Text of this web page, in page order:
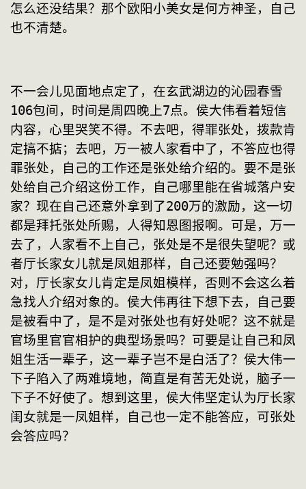
怎么还没结果？那个欧阳小美女是何方神圣，自己
也不清楚。
不一会儿见面地点定了，在玄武湖边的沁园春雪
106包间，时间是周四晚上7点。侯大伟看着短信
内容，心里哭笑不得。不去吧，得罪张处，拨款肯
定搞不掂；去吧，万一被人家看中了，不答应也得
罪张处，自己的工作还是张处给介绍的。要不是张
处给自己介绍这份工作，自己哪里能在省城落户安
家？现在自己还意外拿到了200万的激励，这一切
都是拜托张处所赐，人得知恩图报啊。可是，万一
去了，人家看不上自己，张处是不是很失望呢？或
者厅长家女儿就是凤姐那样，自己还要勉强吗？
对，厅长家女儿肯定是凤姐模样，否则不会这么着
急找人介绍对象的。侯大伟再往下想下去，自己要
是被看中了，是不是对张处也有好处呢？这不就是
官场里官官相护的典型场景吗？可要是让自己和凤
姐生活一辈子，这一辈子岂不是白活了？侯大伟一
下子陷入了两难境地，简直是有苦无处说，脑子一
下子不好使了。想到这里，侯大伟坚定认为厅长家
闺女就是一凤姐样，自己也一定不能答应，可张处
会答应吗？